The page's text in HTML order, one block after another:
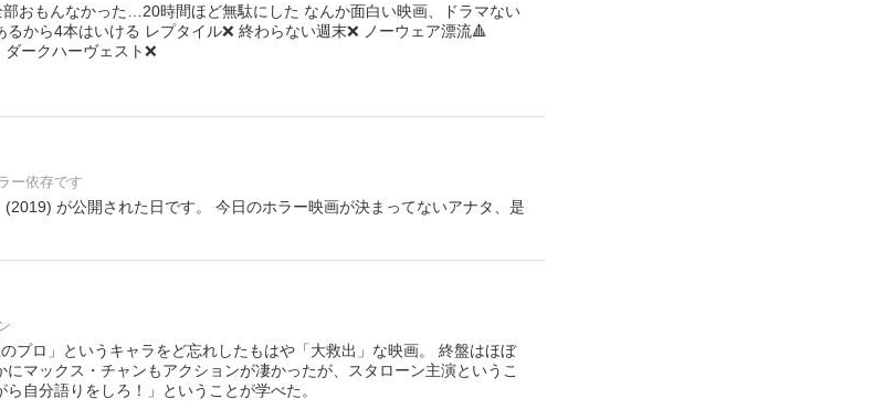
おもんなかった…20時間ほど無駄にした なんか面白い映画、ドラマない
から4本はいける レプタイル❌ 終わらない週末❌ ノーウェア漂流🔺
ークハーヴェスト❌
ー依存です
が公開された日です。 今日のホラー映画が決まってないアナタ、是
プロ」というキャラをど忘れしたもはや「大救出」な映画。 終盤はほぼ
マックス・チャンもアクションが凄かったが、スタローン主演というこ
自分語りをしろ！」ということが学べた。